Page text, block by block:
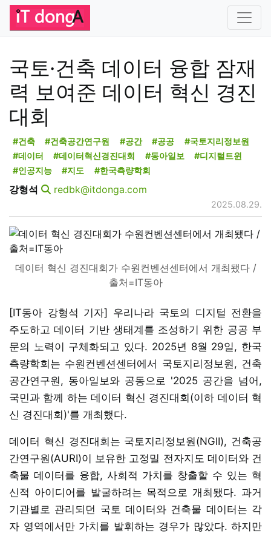
국토·건축 데이터 융합 잠재
력 보여준 데이터 혁신 경진
대회
#건축 #건축공간연구원 #공간 #공공
#국토지리정보원
#데이터
#데이터혁신경진대회 #동아일보
#디지털트윈
#인공지능
#지도 #한국측량학회
강형석 redbk@itdonga.com
2025.08.29.
데이터 혁신 경진대회가 수원컨벤션센터에서 개최됐다 /
출처=IT동아
[IT동아 강형석 기자] 우리나라 국토의 디지털 전환을
주도하고 데이터 기반 생태계를 조성하기 위한 공공 부
문의 노력이 구체화되고 있다. 2025년 8월 29일, 한국
측량학회는 수원컨벤션센터에서 국토지리정보원, 건축
공간연구원, 동아일보와 공동으로 '2025 공간을 넘어,
국민과 함께 하는 데이터 혁신 경진대회(이하 데이터 혁
신 경진대회)'를 개최했다.
데이터 혁신 경진대회는 국토지리정보원(NGII), 건축공
간연구원(AURI)이 보유한 고정밀 전자지도 데이터와 건
축물 데이터를 융합, 사회적 가치를 창출할 수 있는 혁
신적 아이디어를 발굴하려는 목적으로 개최됐다. 과거
기관별로 관리되던 국토 데이터와 건축물 데이터는 각
자 영역에서만 가치를 발휘하는 경우가 많았다. 하지만